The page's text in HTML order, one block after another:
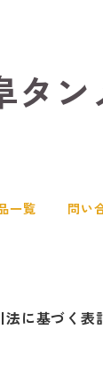
タ
一覧 問い
法に基づく表